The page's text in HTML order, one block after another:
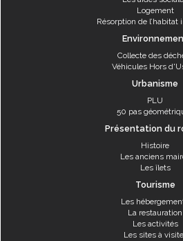
Logement
Résorption de l’habitat
Collecte des
Véhicules Hors
Urbanisme
PLU
50 pas
Présentation du
Histoire
Les anciens
Les îlets
Tourisme
Les
La restauration
Les activités
Les sites à